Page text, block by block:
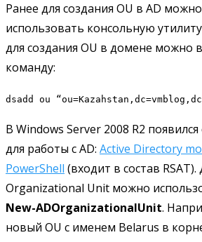
Ранее для создания OU в AD
использовать консольную утилиту
для создания OU в домене можно
команду:
dsadd ou
В Windows Server 2008 R2
для работы с AD: Active Directory
PowerShell (входит в состав RSAT).
Organizational Unit можно
New-ADOrganizationalUnit.
новый OU с именем Belarus в